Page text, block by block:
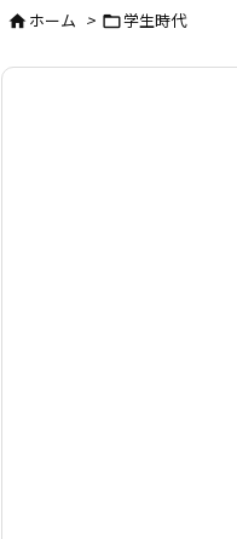
ホーム > 学生時代